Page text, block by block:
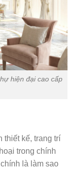
hiện đại cao cấp
thiết kế, trang trí
trong chính
là làm sao